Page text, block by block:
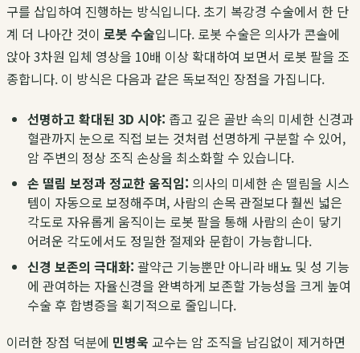
구를 삽입하여 진행하는 방식입니다. 초기 복강경 수술에서 한 단
계 더 나아간 것이 로봇 수술입니다. 로봇 수술은 의사가 콘솔에
앉아 3차원 입체 영상을 10배 이상 확대하여 보면서 로봇 팔을 조
종합니다. 이 방식은 다음과 같은 독보적인 장점을 가집니다.
선명하고 확대된 3D 시야: 좁고 깊은 골반 속의 미세한 신경과
혈관까지 눈으로 직접 보는 것처럼 선명하게 구분할 수 있어,
암 주변의 정상 조직 손상을 최소화할 수 있습니다.
손 떨림 보정과 정교한 움직임: 의사의 미세한 손 떨림을 시스
템이 자동으로 보정해주며, 사람의 손목 관절보다 훨씬 넓은
각도로 자유롭게 움직이는 로봇 팔을 통해 사람의 손이 닿기
어려운 각도에서도 정밀한 절제와 문합이 가능합니다.
신경 보존의 극대화: 괄약근 기능뿐만 아니라 배뇨 및 성 기능
에 관여하는 자율신경을 완벽하게 보존할 가능성을 크게 높여
수술 후 합병증을 획기적으로 줄입니다.
이러한 장점 덕분에 민병욱 교수는 암 조직을 남김없이 제거하면